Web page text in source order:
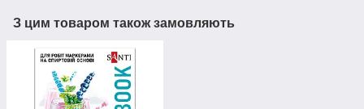
З цим товаром також замовляють